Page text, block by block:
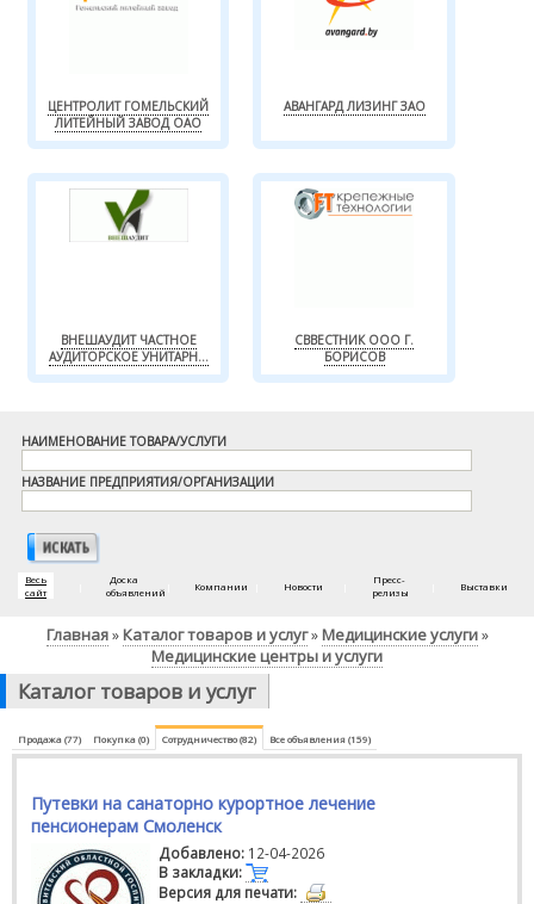
ЦЕНТРОЛИТ ГОМЕЛЬСКИЙ
ЛИТЕЙНЫЙ ЗАВОД ОАО
АВАНГАРД ЛИЗИНГ ЗАО
ВНЕШАУДИТ ЧАСТНОЕ
АУДИТОРСКОЕ УНИТАРН...
СВВЕСТНИК ООО Г.
БОРИСОВ
НАИМЕНОВАНИЕ ТОВАРА/УСЛУГИ
НАЗВАНИЕ ПРЕДПРИЯТИЯ/ОРГАНИЗАЦИИ
Весь
сайт
Доска
объявлений
Компании Новости
Пресс-
релизы
Выставки
Главная» Каталог товаров и услуг» Медицинские услуги»
Медицинские центры и услуги
Каталог товаров и услуг
Продажа (77) Покупка (0) Сотрудничество (82) Все объявления (159)
Путевки на санаторно курортное лечение
пенсионерам Смоленск
Добавлено: 12-04-2026
В закладки:
Версия для печати: